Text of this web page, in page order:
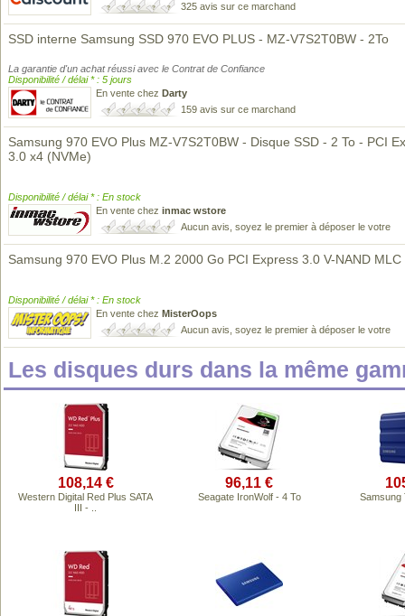
325 avis sur ce marchand
SSD interne Samsung SSD 970 EVO PLUS - MZ-V7S2T0BW - 2To
La garantie d'un achat réussi avec le Contrat de Confiance
Disponibilité / délai * : 5 jours
En vente chez Darty
159 avis sur ce marchand
Samsung 970 EVO Plus MZ-V7S2T0BW - Disque SSD - 2 To - PCI
3.0 x4 (NVMe)
Disponibilité / délai * : En stock
En vente chez inmac wstore
Aucun avis, soyez le premier à déposer le votre
Samsung 970 EVO Plus M.2 2000 Go PCI Express 3.0 V-NAND MLC
Disponibilité / délai * : En stock
En vente chez MisterOops
Aucun avis, soyez le premier à déposer le votre
Les disques durs dans la même
108,14 €
Western Digital Red Plus SATA
III - ..
96,11 €
Seagate IronWolf - 4 To Samsung